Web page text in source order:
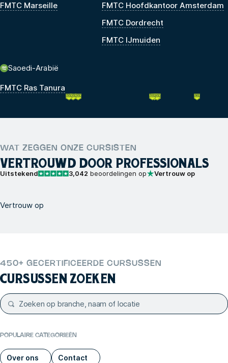
FMTC Marseille
FMTC Hoofdkantoor Amsterdam
FMTC Dordrecht
FMTC IJmuiden
Saoedi-Arabië
FMTC Ras Tanura
WAT ZEGGEN ONZE CURSISTEN
VERTROUWD DOOR PROFESSIONALS
Uitstekend 3,042 beoordelingen op Vertrouw op
Vertrouw op
450+ GECERTIFICEERDE CURSUSSEN
CURSUSSEN ZOEKEN
POPULAIRE CATEGORIEËN
Over ons Contact